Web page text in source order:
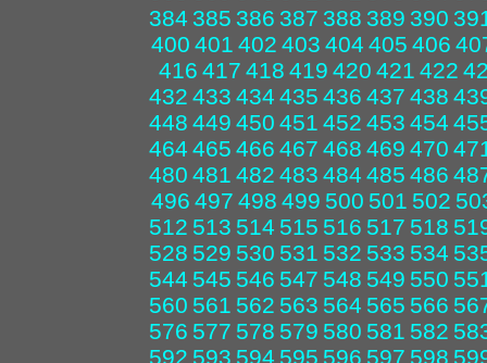
384 385 386 387 388 389 390
400 401 402 403 404 405 406
416 417 418 419 420 421 422
432 433 434 435 436 437 438
448 449 450 451 452 453 454
464 465 466 467 468 469 470
480 481 482 483 484 485 486
496 497 498 499 500 501 502
512 513 514 515 516 517 518
528 529 530 531 532 533 534
544 545 546 547 548 549 550
560 561 562 563 564 565 566
576 577 578 579 580 581 582
592 593 594 595 596 597 598